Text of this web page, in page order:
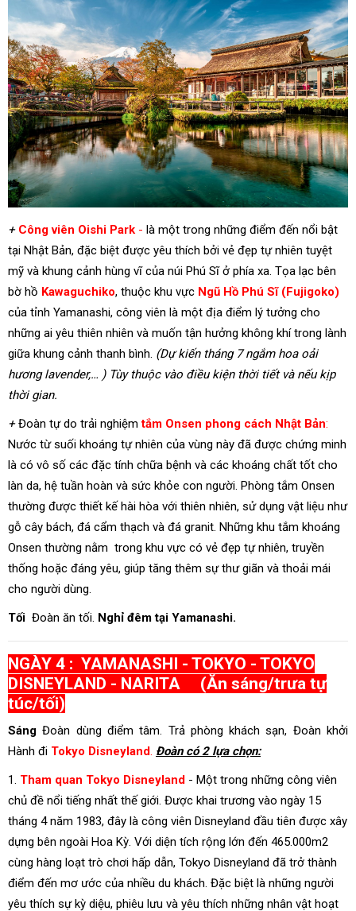
+ Công viên Oishi Park - là một trong những điểm đến nổi bật
tại Nhật Bản, đặc biệt được yêu thích bởi vẻ đẹp tự nhiên tuyệt
mỹ và khung cảnh hùng vĩ của núi Phú Sĩ ở phía xa. Tọa lạc bên
bờ hồ Kawaguchiko, thuộc khu vực Ngũ Hồ Phú Sĩ (Fujigoko)
của tỉnh Yamanashi, công viên là một địa điểm lý tưởng cho
những ai yêu thiên nhiên và muốn tận hưởng không khí trong lành
giữa khung cảnh thanh bình. (Dự kiến tháng 7 ngắm hoa oải
hương lavender,… ) Tùy thuộc vào điều kiện thời tiết và nếu kịp
thời gian.
+Đoàn tự do trải nghiệmtắm Onsen phong cách Nhật Bản:
Nước từ suối khoáng tự nhiên của vùng này đã được chứng minh
là có vô số các đặc tính chữa bệnh và các khoáng chất tốt cho
làn da, hệ tuần hoàn và sức khỏe con người. Phòng tắm Onsen
thường được thiết kế hài hòa với thiên nhiên, sử dụng vật liệu như
gỗ cây bách, đá cẩm thạch và đá granit. Những khu tắm khoáng
Onsen thường nằm trong khu vực có vẻ đẹp tự nhiên, truyền
thống hoặc đáng yêu, giúp tăng thêm sự thư giãn và thoải mái
cho người dùng.
Tối Đoàn ăn tối. Nghỉ đêm tại Yamanashi.
NGÀY 4 : YAMANASHI - TOKYO - TOKYO
DISNEYLAND - NARITA (Ăn sáng/trưa tự
túc/tối)
SángĐoàn dùng điểm tâm. Trả phòng khách sạn, Đoàn khởi
Hành đi Tokyo Disneyland Đoàn có 2 lựa chọn:
1. Tham quan Tokyo Disneyland - Một trong những công viên
chủ đề nổi tiếng nhất thế giới. Được khai trương vào ngày 15
tháng 4 năm 1983, đây là công viên Disneyland đầu tiên được xây
dựng bên ngoài Hoa Kỳ. Với diện tích rộng lớn đến 465.000m2
cùng hàng loạt trò chơi hấp dẫn, Tokyo Disneyland đã trở thành
điểm đến mơ ước của nhiều du khách. Đặc biệt là những người
yêu thích sự kỳ diệu, phiêu lưu và yêu thích những nhân vật hoạt